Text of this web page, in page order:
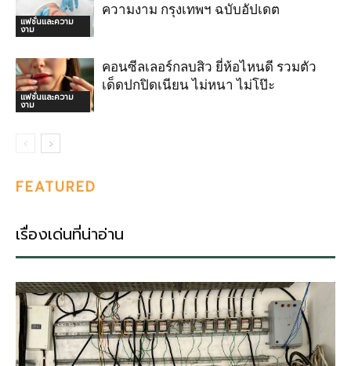
แฟชั่นและความ
งาม
ความงาม กรุงเทพฯ ฉบับอัปเดต
แฟชั่นและความ
งาม
คอนซีลเลอร์กลบสิว ยี่ห้อไหนดี รวมตัว
เด็ดปกปิดเนียน ไม่หนา ไม่โป๊ะ
FEATURED
เรื่องเด่นที่น่าอ่าน